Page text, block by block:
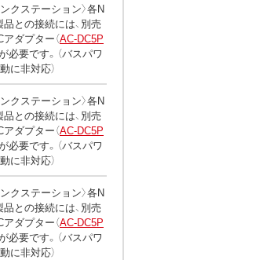
ンクステーション〉各N
との接続には、別売
ダプター（AC-DC5P
が必要です。（バスパワ
に非対応）
ンクステーション〉各N
との接続には、別売
ダプター（AC-DC5P
が必要です。（バスパワ
に非対応）
ンクステーション〉各N
との接続には、別売
ダプター（AC-DC5P
が必要です。（バスパワ
に非対応）